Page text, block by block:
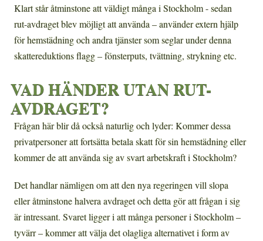
Klart står åtminstone att väldigt många i Stockholm - sedan
rut-avdraget blev möjligt att använda – använder extern hjälp
för hemstädning och andra tjänster som seglar under denna
skattereduktions flagg – fönsterputs, tvättning, strykning etc.
VAD HÄNDER UTAN RUT-
AVDRAGET?
Frågan här blir då också naturlig och lyder: Kommer dessa
privatpersoner att fortsätta betala skatt för sin hemstädning eller
kommer de att använda sig av svart arbetskraft i Stockholm?
Det handlar nämligen om att den nya regeringen vill slopa
eller åtminstone halvera avdraget och detta gör att frågan i sig
är intressant. Svaret ligger i att många personer i Stockholm –
tyvärr – kommer att välja det olagliga alternativet i form av